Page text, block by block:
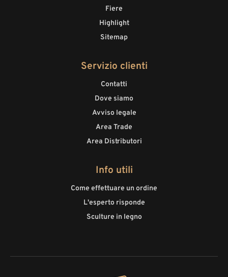
Fiere
Highlight
Sitemap
Servizio clienti
Contatti
Dove siamo
Avviso legale
Area Trade
Area Distributori
Info utili
Come effettuare un ordine
L'esperto risponde
Sculture in legno